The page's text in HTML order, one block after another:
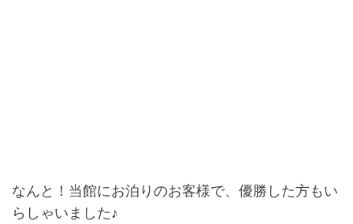
なんと！当館にお泊りのお客様で、優勝した方もい
らしゃいました♪